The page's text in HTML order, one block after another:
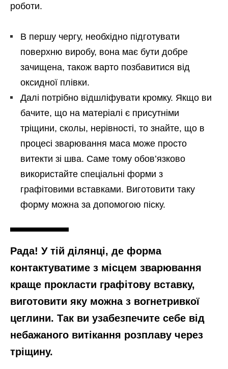
роботи.
В першу чергу, необхідно підготувати
поверхню виробу, вона має бути добре
зачищена, також варто позбавитися від
оксидної плівки.
Далі потрібно відшліфувати кромку. Якщо ви
бачите, що на матеріалі є присутніми
тріщини, сколы, нерівності, то знайте, що в
процесі зварювання маса може просто
витекти зі шва. Саме тому обов’язково
використайте спеціальні форми з
графітовими вставками. Виготовити таку
форму можна за допомогою піску.
Рада! У тій ділянці, де форма
контактуватиме з місцем зварювання
краще прокласти графітову вставку,
виготовити яку можна з вогнетривкої
цеглини. Так ви узабезпечите себе від
небажаного витікання розплаву через
тріщину.